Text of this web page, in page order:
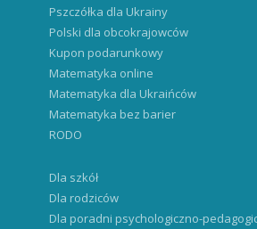
Pszczółka dla Ukrainy
Polski dla obcokrajowców
Kupon podarunkowy
Matematyka online
Matematyka dla Ukraińców
Matematyka bez barier
RODO
Dla szkół
Dla rodziców
Dla poradni psychologiczno-